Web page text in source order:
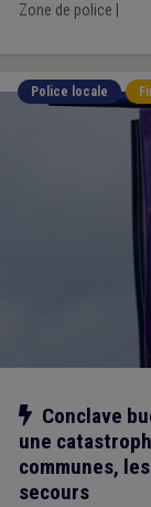
Zone de police
Police locale
Notre action
Conclave
une
communes,
secours